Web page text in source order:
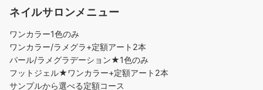
ネイルサロンメニュー
ワンカラー1色のみ
ワンカラー/ラメグラ+定額アート2本
パール/ラメグラデーション★1色のみ
フットジェル★ワンカラー+定額アート2本
サンプルから選べる定額コース